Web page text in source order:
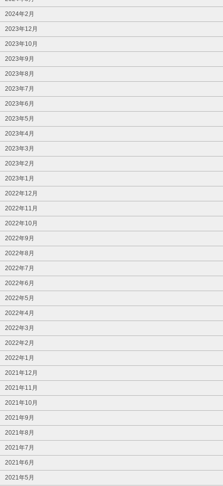
2024年2月
2023年12月
2023年10月
2023年9月
2023年8月
2023年7月
2023年6月
2023年5月
2023年4月
2023年3月
2023年2月
2023年1月
2022年12月
2022年11月
2022年10月
2022年9月
2022年8月
2022年7月
2022年6月
2022年5月
2022年4月
2022年3月
2022年2月
2022年1月
2021年12月
2021年11月
2021年10月
2021年9月
2021年8月
2021年7月
2021年6月
2021年5月